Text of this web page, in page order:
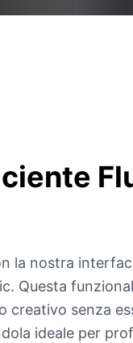
la nostra
Questa
creativo senza
ideale per